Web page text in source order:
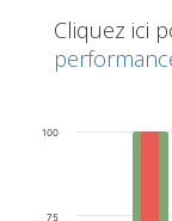
Cliquez ici
75
100